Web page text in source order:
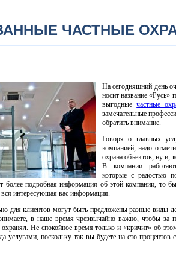
ЧАСТНЫЕ
На сегодняшний день
носит название «Русь»
выгодныечастные
замечательные
обратить внимание.
Говоря о главных
компанией, надо
охрана объектов, ну и,
В компании
которые с радостью
более подробная информация об этой компании, то
интересующая вас информация.
для клиентов могут быть предложены разные виды
в наше время чрезвычайно важно, чтобы за
Не спокойное время только и «кричит» об
услугами, поскольку так вы будете на сто